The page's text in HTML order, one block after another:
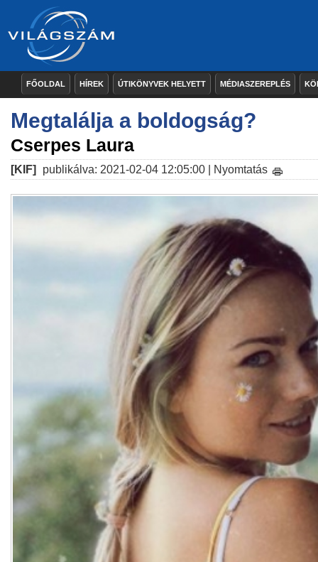
FŐOLDAL HÍREK ÚTIKÖNYVEK HELYETT MÉDIASZEREPLÉS
Megtalálja a boldogság?
Cserpes Laura
[KIF] publikálva: 2021-02-04 12:05:00 | Nyomtatás